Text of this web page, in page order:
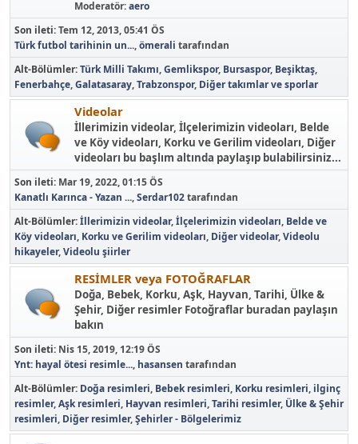
Moderatör:aero
Son ileti:Tem 12, 2013, 05:41 ÖS
Türk futbol tarihinin un...,ömerali tarafından
Alt-Bölümler Türk Milli Takımı Gemlikspor Bursaspor Beşiktaş
Fenerbahçe Galatasaray Trabzonspor Diğer takımlar ve sporlar
Videolar
İllerimizin videolar, İlçelerimizin videoları, Belde
ve Köy videoları, Korku ve Gerilim videoları, Diğer
videoları bu başlım altında paylaşıp bulabilirsiniz...
Son ileti: Mar 19, 2022, 01:15 ÖS
Kanatlı Karınca - Yazan ...,Serdar102tarafından
Alt-Bölümler İllerimizin videolar İlçelerimizin videoları Belde ve
Köy videoları Korku ve Gerilim videoları Diğer videolar Videolu
hikayeler Videolu şiirler
RESİMLER veya FOTOĞRAFLAR
Doğa, Bebek, Korku, Aşk, Hayvan, Tarihi, Ülke &
Şehir, Diğer resimler Fotoğraflar buradan paylaşın
bakın
Son ileti: Nis 15, 2019, 12:19 ÖS
Ynt: hayal ötesi resimle..., hasansen tarafından
Alt-Bölümler Doğa resimleri Bebek resimleri Korku resimleri ilginç
resimler Aşk resimleri Hayvan resimleri Tarihi resimler Ülke & Şehir
resimleri Diğer resimler Şehirler - Bölgelerimiz